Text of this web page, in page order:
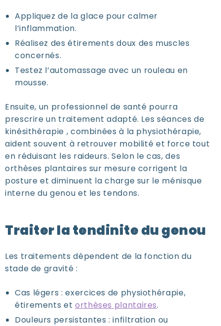
Appliquez de la glace pour calmer
l’inflammation.
Réalisez des étirements doux des muscles
concernés.
Testez l’automassage avec un rouleau en
mousse.
Ensuite, un professionnel de santé pourra
prescrire un traitement adapté. Les séances de
kinésithérapie , combinées à la physiothérapie,
aident souvent à retrouver mobilité et force tout
en réduisant les raideurs. Selon le cas, des
orthèses plantaires sur mesure corrigent la
posture et diminuent la charge sur le ménisque
interne du genou et les tendons.
Traiter la tendinite du genou
Les traitements dépendent de la fonction du
stade de gravité :
Cas légers : exercices de physiothérapie,
étirements et orthèses plantaires.
Douleurs persistantes : infiltration ou